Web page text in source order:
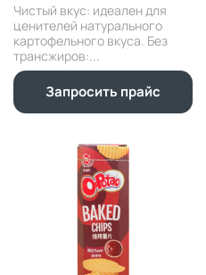
Чистый вкус: идеален для
ценителей натурального
картофельного вкуса. Без
трансжиров:...
Запросить прайс